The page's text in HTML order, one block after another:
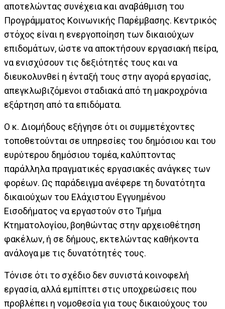
αποτελώντας συνέχεια και αναβάθμιση του
Προγράμματος Κοινωνικής Παρέμβασης. Κεντρικός
στόχος είναι η ενεργοποίηση των δικαιούχων
επιδομάτων, ώστε να αποκτήσουν εργασιακή πείρα,
να ενισχύσουν τις δεξιότητές τους και να
διευκολυνθεί η ένταξή τους στην αγορά εργασίας,
απεγκλωβιζόμενοι σταδιακά από τη μακροχρόνια
εξάρτηση από τα επιδόματα.
Ο κ. Διομήδους εξήγησε ότι οι συμμετέχοντες
τοποθετούνται σε υπηρεσίες του δημόσιου και του
ευρύτερου δημόσιου τομέα, καλύπτοντας
παράλληλα πραγματικές εργασιακές ανάγκες των
φορέων. Ως παράδειγμα ανέφερε τη δυνατότητα
δικαιούχων του Ελάχιστου Εγγυημένου
Εισοδήματος να εργαστούν στο Τμήμα
Κτηματολογίου, βοηθώντας στην αρχειοθέτηση
φακέλων, ή σε δήμους, εκτελώντας καθήκοντα
ανάλογα με τις δυνατότητές τους.
Τόνισε ότι το σχέδιο δεν συνιστά κοινοφελή
εργασία, αλλά εμπίπτει στις υποχρεώσεις που
προβλέπει η νομοθεσία για τους δικαιούχους του